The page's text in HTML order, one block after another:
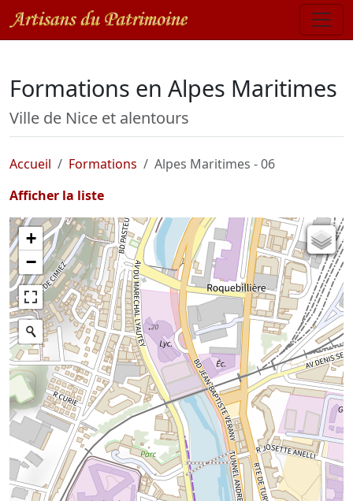
Formations en Alpes Maritimes
Ville de Nice et alentours
Accueil Formations
Alpes Maritimes - 06
Afficher la liste
+
−
Parcellaire cadastral
Plan IGN
Photographies aériennes